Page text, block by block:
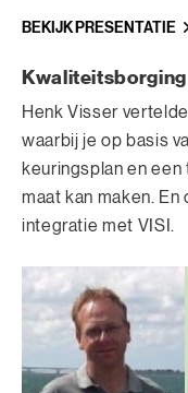
BEKIJK PRESENTATIE
Kwaliteitsborging
Henk Visser
waarbij je op basis
keuringsplan en
maat kan maken.
integratie met VISI.